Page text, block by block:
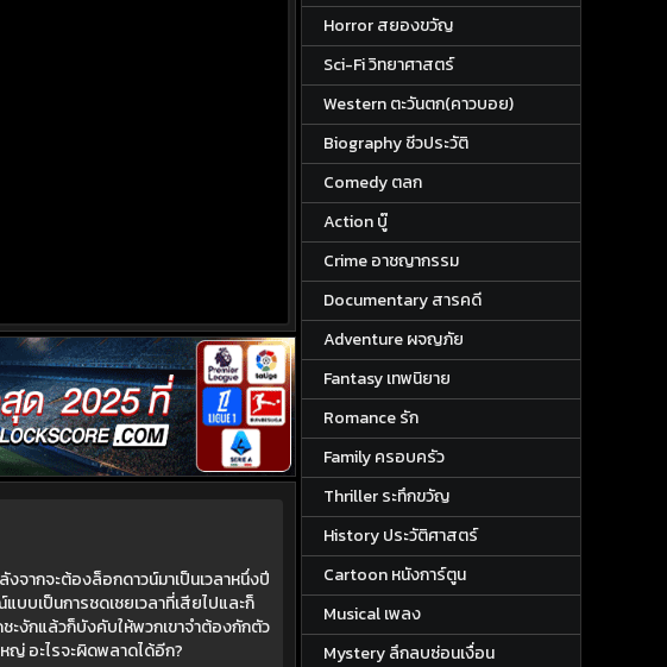
จากจะต้องล็อกดาวน์มาเป็นเวลาหนึ่งปี
บเป็นการชดเชยเวลาที่เสียไปและก็
ะงักแล้วก็บังคับให้พวกเขาจำต้องกักตัว
ญ่ อะไรจะผิดพลาดได้อีก?
Horror สยองขวัญ
Sci-Fi วิทยาศาสตร์
Western ตะวันตก(คาวบอย)
Biography ชีวประวัติ
Comedy ตลก
Action บู๊
Crime อาชญากรรม
Documentary สารคดี
Adventure ผจญภัย
Fantasy เทพนิยาย
Romance รัก
Family ครอบครัว
Thriller ระทึกขวัญ
History ประวัติศาสตร์
Cartoon หนังการ์ตูน
Musical เพลง
Mystery ลึกลบซ่อนเงื่อน